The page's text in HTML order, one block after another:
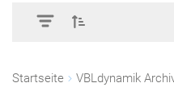
Startseite VBLdynamik